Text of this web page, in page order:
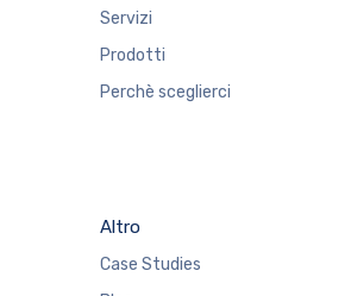
Servizi
Prodotti
Perchè sceglierci
Altro
Case Studies